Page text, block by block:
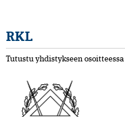
RKL
Tutustu yhdistykseen osoitteessa